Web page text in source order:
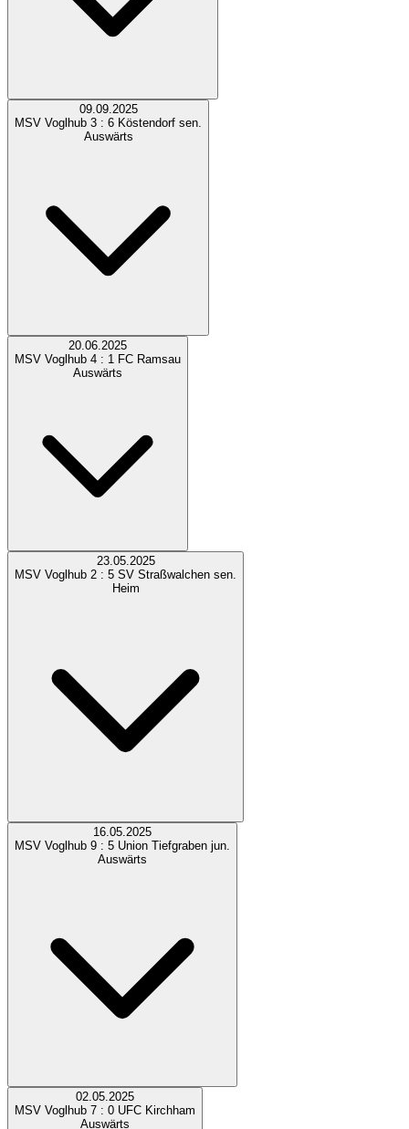
09.09.2025
MSV Voglhub 3 : 6 Köstendorf sen.
Auswärts
20.06.2025
MSV Voglhub 4 : 1 FC Ramsau
Auswärts
23.05.2025
MSV Voglhub 2 : 5 SV Straßwalchen sen.
Heim
16.05.2025
MSV Voglhub 9 : 5 Union Tiefgraben jun.
Auswärts
02.05.2025
MSV Voglhub 7 : 0 UFC Kirchham
Auswärts